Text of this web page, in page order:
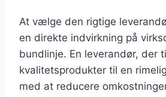
At vælge den rigtige
en direkte indvirkning på
bundlinje. En leverandør, der
kvalitetsprodukter til en
med at reducere